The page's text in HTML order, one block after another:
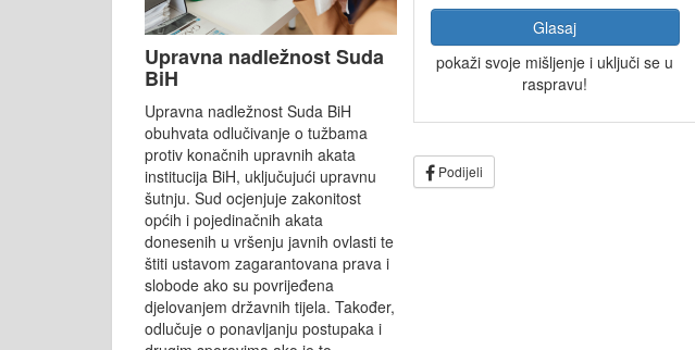
Upravna nadležnost Suda
BiH
Upravna nadležnost Suda BiH
obuhvata odlučivanje o tužbama
protiv konačnih upravnih akata
institucija BiH, uključujući upravnu
šutnju. Sud ocjenjuje zakonitost
općih i pojedinačnih akata
donesenih u vršenju javnih ovlasti te
štiti ustavom zagarantovana prava i
slobode ako su povrijeđena
djelovanjem državnih tijela. Također,
odlučuje o ponavljanju postupaka i
Glasaj
pokaži svoje mišljenje i uključi se u
raspravu!
Podijeli